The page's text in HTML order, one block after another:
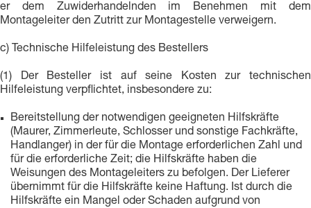
er dem Zuwiderhandelnden im Benehmen mit dem
Montageleiter den Zutritt zur Montagestelle verweigern.
c) Technische Hilfeleistung des Bestellers
(1) Der Besteller ist auf seine Kosten zur technischen
Hilfeleistung verpflichtet, insbesondere zu:
Bereitstellung der notwendigen geeigneten Hilfskräfte
(Maurer, Zimmerleute, Schlosser und sonstige Fachkräfte,
Handlanger) in der für die Montage erforderlichen Zahl und
für die erforderliche Zeit; die Hilfskräfte haben die
Weisungen des Montageleiters zu befolgen. Der Lieferer
übernimmt für die Hilfskräfte keine Haftung. Ist durch die
Hilfskräfte ein Mangel oder Schaden aufgrund von